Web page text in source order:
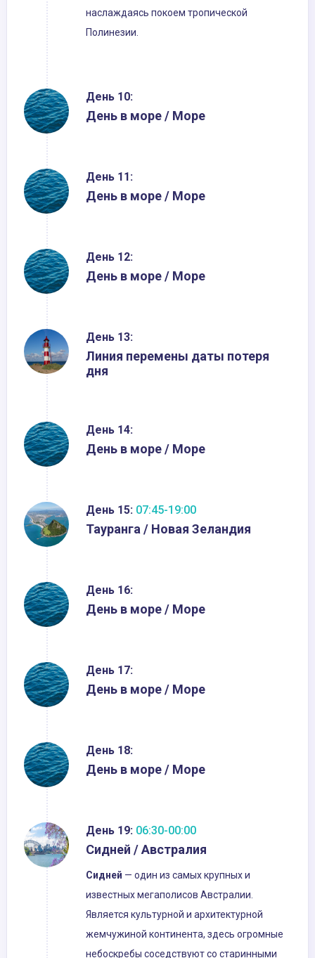
наслаждаясь покоем тропической
Полинезии.
День 10:
День в море / Море
День 11:
День в море / Море
День 12:
День в море / Море
День 13:
Линия перемены даты потеря
дня
День 14:
День в море / Море
День 15: 07:45-19:00
Тауранга / Новая Зеландия
День 16:
День в море / Море
День 17:
День в море / Море
День 18:
День в море / Море
День 19: 06:30-00:00
Сидней / Австралия
Сидней — один из самых крупных и
известных мегаполисов Австралии.
Является культурной и архитектурной
жемчужиной континента, здесь огромные
небоскребы соседствуют со старинными